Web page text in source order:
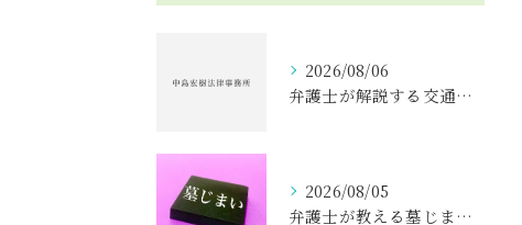
2026/08/06
弁護士が解説する交通事故で死亡の場合の損害額と請求のポイント
2026/08/05
弁護士が教える墓じまいトラブルの具体例と親族・寺院との円満解決ガイド